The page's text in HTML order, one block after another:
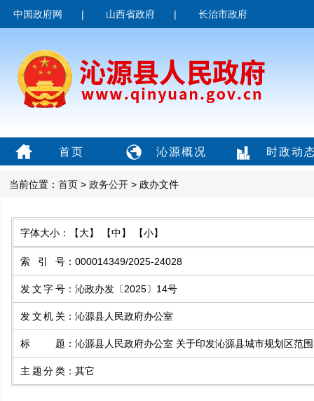
中国政府网 | 山西省政府 | 长治市政府
首页 沁源概况 时政动
当前位置： 首页 > 政务公开 > 政办文件
字体大小： 【大】 【中】 【小】
索引号 ： 000014349/2025-24028
发文字号 ： 沁政办发〔2025〕14号
发文机关 ： 沁源县人民政府办公室
标题 ： 沁源县人民政府办公室 关于印发沁源县城市规划区范
主题分类 ： 其它